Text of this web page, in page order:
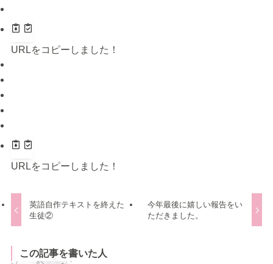
URLをコピーしました！
URLをコピーしました！
英語自作テキストを終えた
生徒②
今年最後に嬉しい報告をい
ただきました。
この記事を書いた人